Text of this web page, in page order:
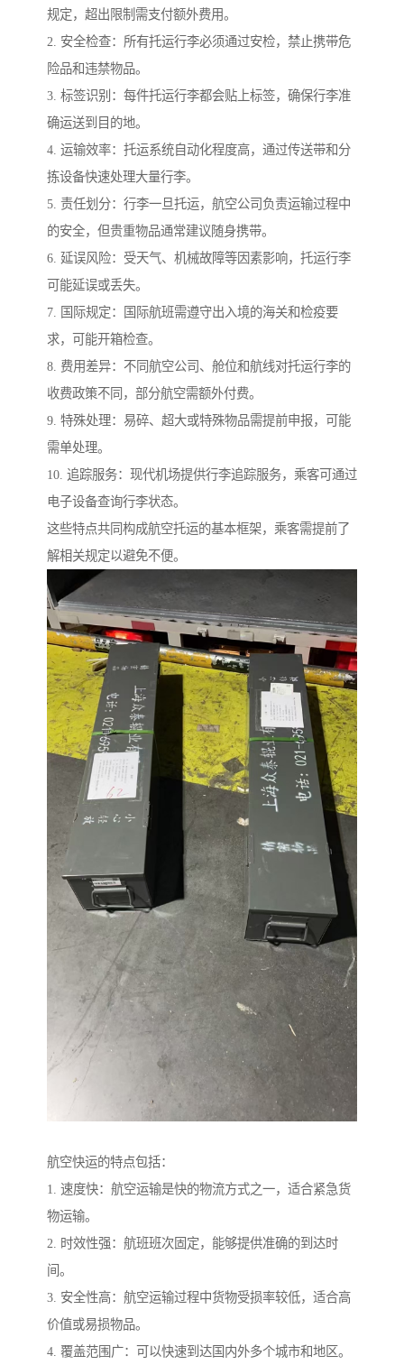
规定，超出限制需支付额外费用。
2. 安全检查：所有托运行李必须通过安检，禁止携带危
险品和违禁物品。
3. 标签识别：每件托运行李都会贴上标签，确保行李准
确运送到目的地。
4. 运输效率：托运系统自动化程度高，通过传送带和分
拣设备快速处理大量行李。
5. 责任划分：行李一旦托运，航空公司负责运输过程中
的安全，但贵重物品通常建议随身携带。
6. 延误风险：受天气、机械故障等因素影响，托运行李
可能延误或丢失。
7. 国际规定：国际航班需遵守出入境的海关和检疫要
求，可能开箱检查。
8. 费用差异：不同航空公司、舱位和航线对托运行李的
收费政策不同，部分航空需额外付费。
9. 特殊处理：易碎、超大或特殊物品需提前申报，可能
需单处理。
10. 追踪服务：现代机场提供行李追踪服务，乘客可通过
电子设备查询行李状态。
这些特点共同构成航空托运的基本框架，乘客需提前了
解相关规定以避免不便。
航空快运的特点包括：
1. 速度快：航空运输是快的物流方式之一，适合紧急货
物运输。
2. 时效性强：航班班次固定，能够提供准确的到达时
间。
3. 安全性高：航空运输过程中货物受损率较低，适合高
价值或易损物品。
4. 覆盖范围广：可以快速到达国内外多个城市和地区。